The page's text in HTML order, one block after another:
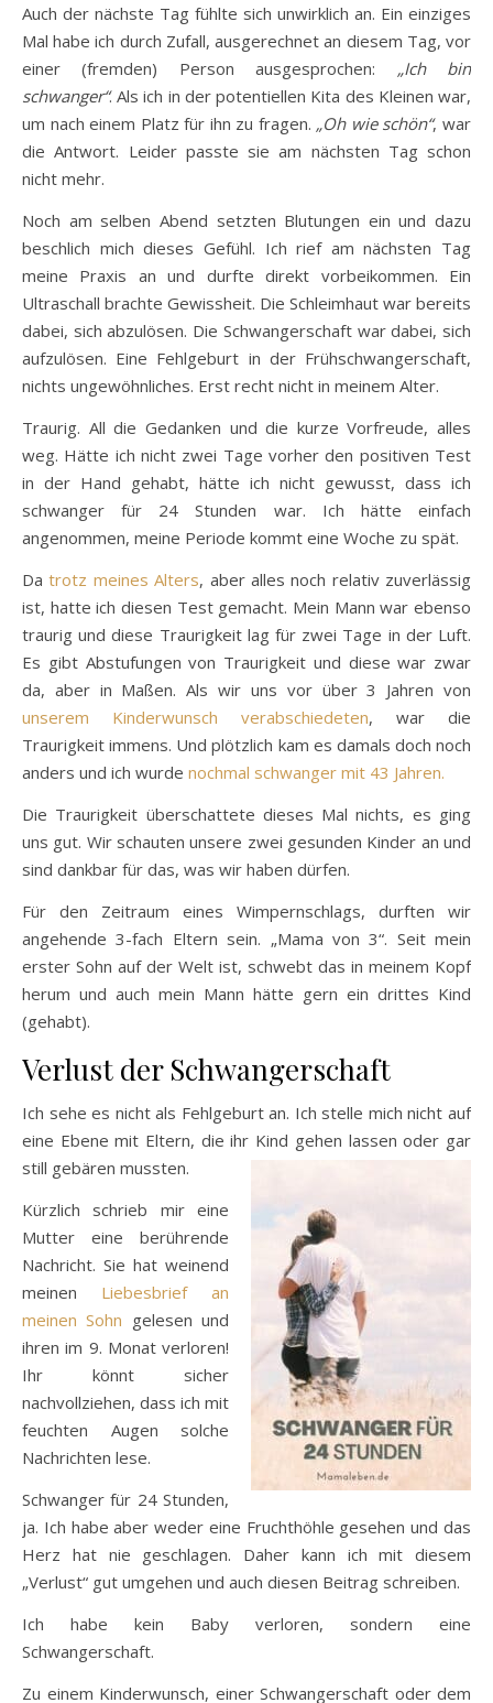
Auch der nächste Tag fühlte sich unwirklich an. Ein einziges
Mal habe ich durch Zufall, ausgerechnet an diesem Tag, vor
einer (fremden) Person ausgesprochen: „Ich bin
schwanger“. Als ich in der potentiellen Kita des Kleinen war,
um nach einem Platz für ihn zu fragen. „Oh wie schön“, war
die Antwort. Leider passte sie am nächsten Tag schon
nicht mehr.
Noch am selben Abend setzten Blutungen ein und dazu
beschlich mich dieses Gefühl. Ich rief am nächsten Tag
meine Praxis an und durfte direkt vorbeikommen. Ein
Ultraschall brachte Gewissheit. Die Schleimhaut war bereits
dabei, sich abzulösen. Die Schwangerschaft war dabei, sich
aufzulösen. Eine Fehlgeburt in der Frühschwangerschaft,
nichts ungewöhnliches. Erst recht nicht in meinem Alter.
Traurig. All die Gedanken und die kurze Vorfreude, alles
weg. Hätte ich nicht zwei Tage vorher den positiven Test
in der Hand gehabt, hätte ich nicht gewusst, dass ich
schwanger für 24 Stunden war. Ich hätte einfach
angenommen, meine Periode kommt eine Woche zu spät.
Datrotz meines Alters, aber alles noch relativ zuverlässig
ist, hatte ich diesen Test gemacht. Mein Mann war ebenso
traurig und diese Traurigkeit lag für zwei Tage in der Luft.
Es gibt Abstufungen von Traurigkeit und diese war zwar
da, aber in Maßen. Als wir uns vor über 3 Jahren von
unserem Kinderwunsch verabschiedeten, war die
Traurigkeit immens. Und plötzlich kam es damals doch noch
anders und ich wurde nochmal schwanger mit 43 Jahren.
Die Traurigkeit überschattete dieses Mal nichts, es ging
uns gut. Wir schauten unsere zwei gesunden Kinder an und
sind dankbar für das, was wir haben dürfen.
Für den Zeitraum eines Wimpernschlags, durften wir
angehende 3-fach Eltern sein. „Mama von 3“. Seit mein
erster Sohn auf der Welt ist, schwebt das in meinem Kopf
herum und auch mein Mann hätte gern ein drittes Kind
(gehabt).
Verlust der Schwangerschaft
Ich sehe es nicht als Fehlgeburt an. Ich stelle mich nicht auf
eine Ebene mit Eltern, die ihr Kind gehen lassen oder gar
still gebären mussten.
Kürzlich schrieb mir eine
Mutter eine berührende
Nachricht. Sie hat weinend
meinen Liebesbrief an
meinen Sohn gelesen und
ihren im 9. Monat verloren!
Ihr könnt sicher
nachvollziehen, dass ich mit
feuchten Augen solche
Nachrichten lese.
Schwanger für 24 Stunden,
ja. Ich habe aber weder eine Fruchthöhle gesehen und das
Herz hat nie geschlagen. Daher kann ich mit diesem
„Verlust“ gut umgehen und auch diesen Beitrag schreiben.
Ich habe kein Baby verloren, sondern eine
Schwangerschaft.
Zu einem Kinderwunsch, einer Schwangerschaft oder dem